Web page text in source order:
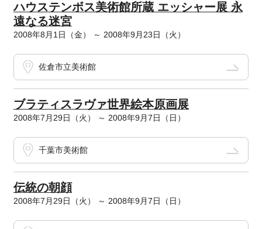
ハウステンボス美術館所蔵 エッシャー展 永
遠なる迷宮
2008年8月1日（金） ～ 2008年9月23日（火）
佐倉市立美術館
ブラティスラヴァ世界絵本原画展
2008年7月29日（火） ～ 2008年9月7日（日）
千葉市美術館
伝統の朝顔
2008年7月29日（火） ～ 2008年9月7日（日）